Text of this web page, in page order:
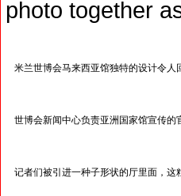
photo together
米兰世博会马来西亚馆独特的设计令人
世博会新闻中心负责亚洲国家馆宣传的
记者们被引进一种子形状的厅里面，这